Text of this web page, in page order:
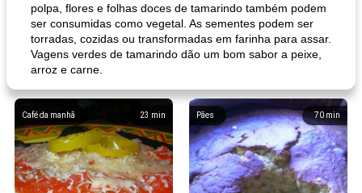
polpa, flores e folhas doces de tamarindo também podem
ser consumidas como vegetal. As sementes podem ser
torradas, cozidas ou transformadas em farinha para assar.
Vagens verdes de tamarindo dão um bom sabor a peixe,
arroz e carne.
23 min
Café da manhã 70 min
Pães